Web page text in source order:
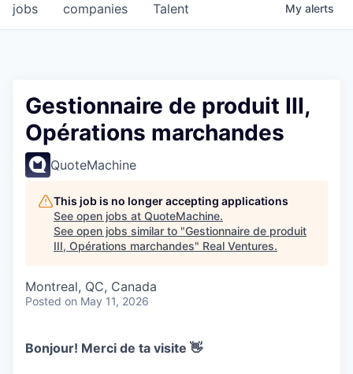
jobs companies Talent My alerts
Gestionnaire de produit III,
Opérations marchandes
QuoteMachine
This job is no longer accepting applications
See open jobs at QuoteMachine.
See open jobs similar to "Gestionnaire de produit
III, Opérations marchandes" Real Ventures.
Montreal, QC, Canada
Posted on May 11, 2026
Bonjour! Merci de ta visite 👋